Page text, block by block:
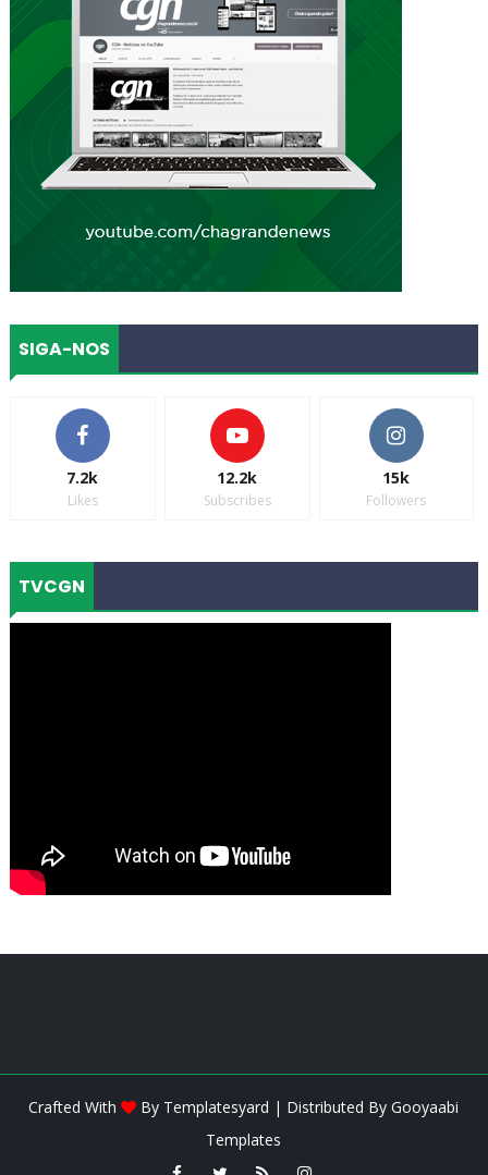
SIGA-NOS
7.2k
Likes
12.2k
Subscribes
15k
Followers
TVCGN
Crafted With By Templatesyard | Distributed ByGooyaabi
Templates